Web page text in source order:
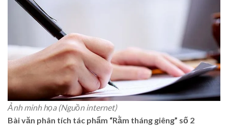
Ảnh minh họa (Nguồn internet)
Bài văn phân tích tác phẩm “Rằm tháng giêng” số 2